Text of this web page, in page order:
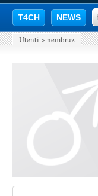
T4CH NEWS
Utenti > nembruz